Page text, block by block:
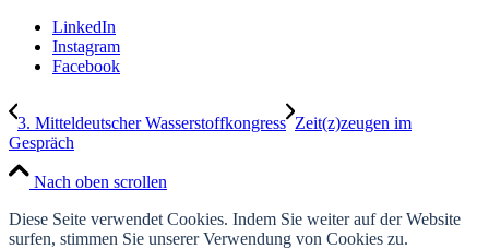
LinkedIn
Instagram
Facebook
3. Mitteldeutscher Wasserstoffkongress Zeit(z)zeugen im
Gespräch
Nach oben scrollen
Diese Seite verwendet Cookies. Indem Sie weiter auf der Website
surfen, stimmen Sie unserer Verwendung von Cookies zu.